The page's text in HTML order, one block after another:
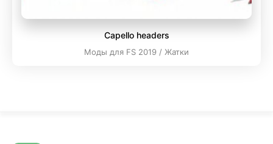
Capello headers
Моды для FS 2019 / Жатки